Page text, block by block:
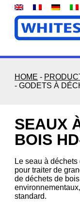
Skip
content
HOME -
- GODETS À
SEAUX
BOIS
Le seau à
pour traiter de
de déchets de
standard.